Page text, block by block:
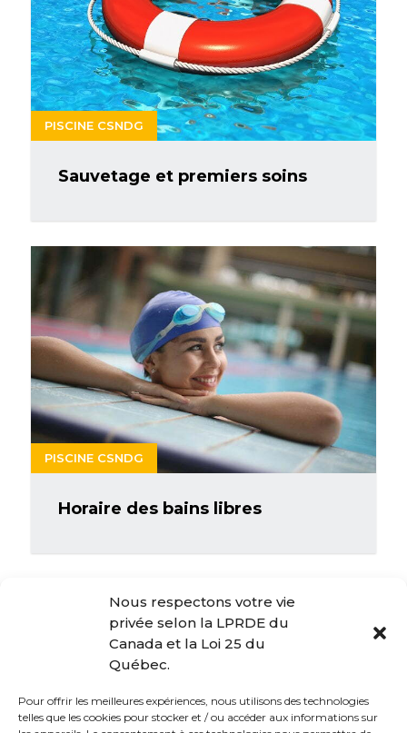
Nous respectons votre vie
privée selon la LPRDE du
Canada et la Loi 25 du
Québec.
Pour offrir les meilleures expériences, nous utilisons des technologies
telles que les cookies pour stocker et / ou accéder aux informations sur
PISCINE CSNDG
Sauvetage et premiers soins
PISCINE CSNDG
Horaire des bains libres
PRÉCÉDENT
SUIVANT